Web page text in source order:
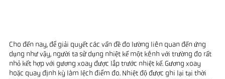
Cho đến nay, để giải quyết các vấn đề đo lường liên quan đến ứng
dụng như vậy, người ta sử dụng nhiệt kế một kênh với trường đo rất
nhỏ kết hợp với gương xoay được lắp trước nhiệt kế. Gương xoay
hoặc quay định kỳ làm lệch điểm đo. Nhiệt độ được ghi lại tại thời